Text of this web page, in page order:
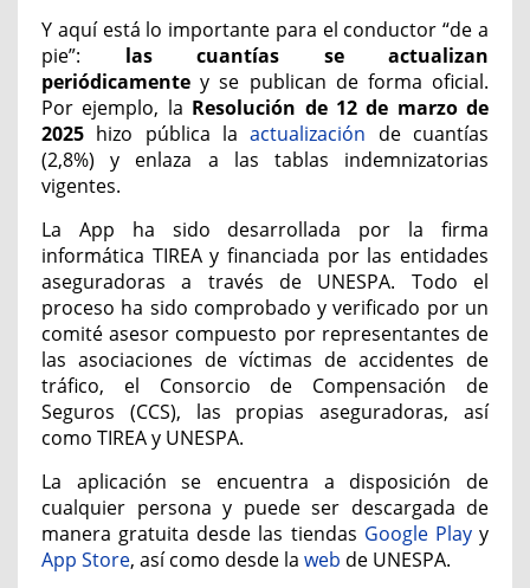
Y aquí está lo importante para el conductor “de a
pie”: las cuantías se actualizan
periódicamente y se publican de forma oficial.
Por ejemplo, la Resolución de 12 de marzo de
2025 hizo pública laactualización de cuantías
(2,8%) y enlaza a las tablas indemnizatorias
vigentes.
La App ha sido desarrollada por la firma
informática TIREA y financiada por las entidades
aseguradoras a través de UNESPA. Todo el
proceso ha sido comprobado y verificado por un
comité asesor compuesto por representantes de
las asociaciones de víctimas de accidentes de
tráfico, el Consorcio de Compensación de
Seguros (CCS), las propias aseguradoras, así
como TIREA y UNESPA.
La aplicación se encuentra a disposición de
cualquier persona y puede ser descargada de
manera gratuita desde las tiendas Google Playy
App Store, así como desde la web de UNESPA.